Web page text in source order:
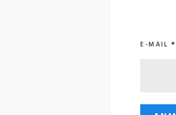
E-MAIL *